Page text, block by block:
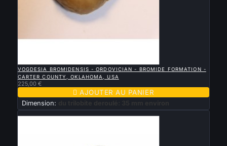
VOGDESIA BROMIDENSIS - ORDOVICIAN - BROMIDE FORMATION -
CARTER COUNTY, OKLAHOMA, USA
225,00 €
 AJOUTER AU PANIER
Dimension: du trilobite deroulé: 35 mm environ
Nouveau